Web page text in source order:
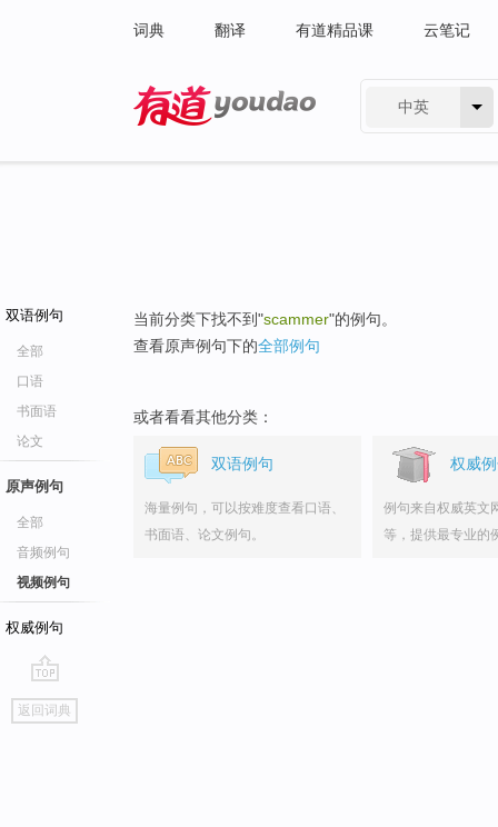
词典 翻译 有道精品课 云笔记
中英
双语例句
全部
口语
书面语
论文
原声例句
全部
音频例句
视频例句
权威例句
go
top
返回词典
当前分类下找不到"scammer"的例句。
查看原声例句下的全部例句
或者看看其他分类：
双语例句
海量例句，可以按难度查看口语、
书面语、论文例句。
权威
例句来自权威英文
等，提供最专业的